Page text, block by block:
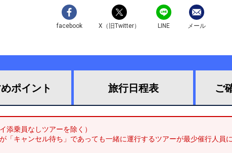
facebook X（旧Twitter） LINE メール
ポイント 旅行日程表 ご
添乗員なしツアーを除く）
「キャンセル待ち」であっても一緒に運行するツアーが最少催行人員